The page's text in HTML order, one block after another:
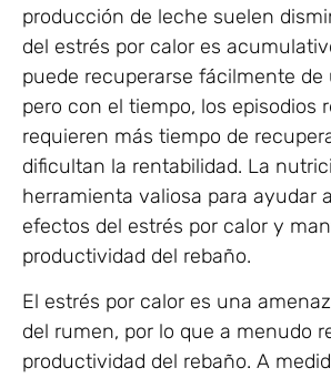
producción de leche suelen
del estrés por calor es
puede recuperarse fácilmente de
pero con el tiempo, los episodios
requieren más tiempo de
dificultan la rentabilidad. La
herramienta valiosa para ayudar
efectos del estrés por calor y
productividad del rebaño.
El estrés por calor es una
del rumen, por lo que a menudo
productividad del rebaño. A